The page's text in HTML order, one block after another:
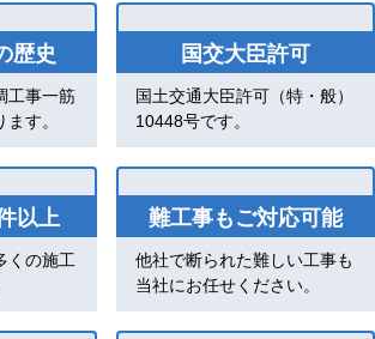
歴史
工事一筋
す。
国交大臣許可
国土交通大臣許可（特・般）
10448号です。
以上
くの施工
難工事もご対応可能
他社で断られた難しい工事も
当社にお任せください。